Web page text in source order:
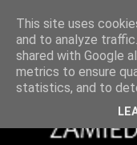
This site uses
and to analyze
shared with Google
metrics to ensure
statistics, and to